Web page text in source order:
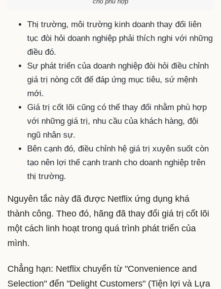
Thị trường, môi trường kinh doanh thay đổi liên
tục đòi hỏi doanh nghiệp phải thích nghi với những
điều đó.
Sự phát triển của doanh nghiệp đòi hỏi điều chỉnh
giá trị nòng cốt để đáp ứng mục tiêu, sứ mệnh
mới.
Giá trị cốt lõi cũng có thể thay đổi nhằm phù hợp
với những giá trị, nhu cầu của khách hàng, đội
ngũ nhân sự.
Bên cạnh đó, điều chỉnh hệ giá trị xuyên suốt còn
tạo nên lợi thế cạnh tranh cho doanh nghiệp trên
thị trường.
Nguyên tắc này đã được Netflix ứng dụng khá
thành công. Theo đó, hãng đã thay đổi giá trị cốt lõi
một cách linh hoạt trong quá trình phát triển của
mình.
Chẳng hạn: Netflix chuyển từ "Convenience and
Selection" đến "Delight Customers" (Tiện lợi và Lựa